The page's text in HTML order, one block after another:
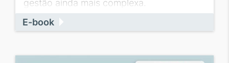
gestão ainda mais complexa.
E-book